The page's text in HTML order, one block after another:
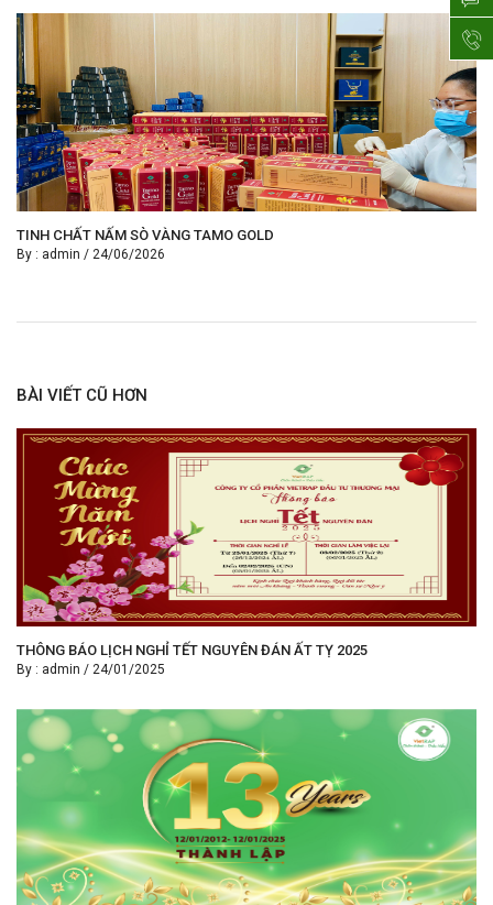
TINH CHẤT NẤM SÒ VÀNG TAMO GOLD
By : admin / 24/06/2026
BÀI VIẾT CŨ HƠN
THÔNG BÁO LỊCH NGHỈ TẾT NGUYÊN ĐÁN ẤT TỴ 2025
By : admin / 24/01/2025